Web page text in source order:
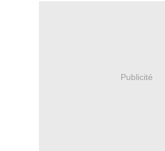
Publicité